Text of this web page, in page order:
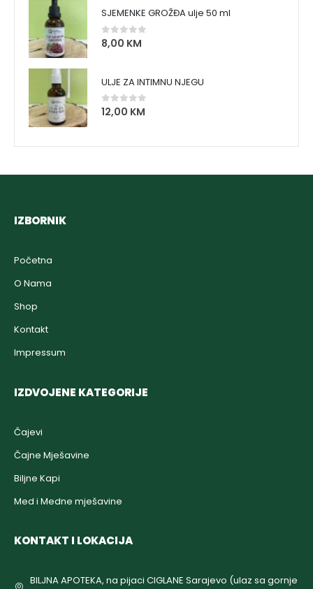
SJEMENKE GROŽĐA ulje 50 ml
0 out of 5
8,00 KM
ULJE ZA INTIMNU NJEGU
0out of 5
12,00 KM
IZBORNIK
Početna
O Nama
Shop
Kontakt
Impressum
IZDVOJENE KATEGORIJE
Čajevi
Čajne Mješavine
Biljne Kapi
Med i Medne mješavine
KONTAKT I LOKACIJA
BILJNA APOTEKA, na pijaci CIGLANE Sarajevo (ulaz sa gornje